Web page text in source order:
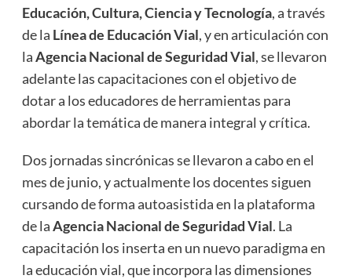
Educación, Cultura, Ciencia y Tecnología, a través
de la Línea de Educación Vial, y en articulación con
laAgencia Nacional de Seguridad Vial, se llevaron
adelante las capacitaciones con el objetivo de
dotar a los educadores de herramientas para
abordar la temática de manera integral y crítica.
Dos jornadas sincrónicas se llevaron a cabo en el
mes de junio, y actualmente los docentes siguen
cursando de forma autoasistida en la plataforma
de laAgencia Nacional de Seguridad Vial. La
capacitación los inserta en un nuevo paradigma en
la educación vial, que incorpora las dimensiones